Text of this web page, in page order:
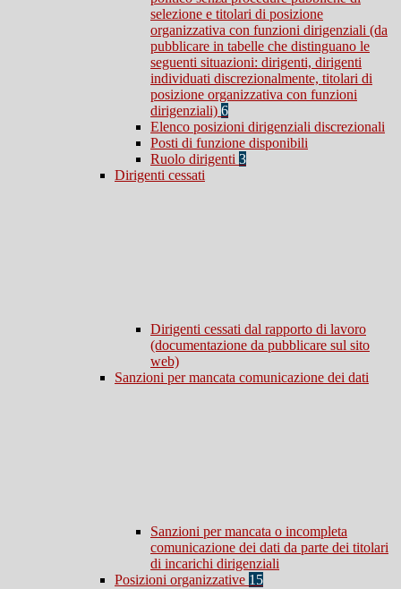
selezione e titolari di posizione
organizzativa con funzioni dirigenziali (da
pubblicare in tabelle che distinguano le
seguenti situazioni: dirigenti, dirigenti
individuati discrezionalmente, titolari di
posizione organizzativa con funzioni
dirigenziali) 6
Elenco posizioni dirigenziali discrezionali
Posti di funzione disponibili
Ruolo dirigenti 3
Dirigenti cessati
Dirigenti cessati dal rapporto di lavoro
(documentazione da pubblicare sul sito
web)
Sanzioni per mancata comunicazione dei dati
Sanzioni per mancata o incompleta
comunicazione dei dati da parte dei titolari
di incarichi dirigenziali
Posizioni organizzative 15